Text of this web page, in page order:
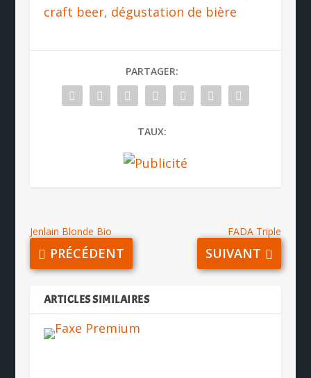
craft beer, dégustation de bière
PARTAGER:
TAUX:
Jenlain Blonde Bio
PRÉCÉDENT
FADA Triple
SUIVANT
ARTICLES SIMILAIRES